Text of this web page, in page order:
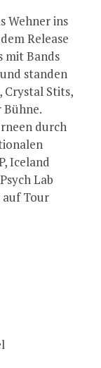
Wehner ins
Release
mit Bands
standen
Stits,
durch
Iceland
Lab
auf Tour